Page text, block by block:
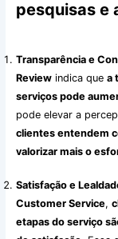
pesquisas e
Transparência e
Reviewindica que a
serviços pode
pode elevar a
clientes entendem
valorizar mais o
Satisfação e
Customer Service,
etapas do serviço